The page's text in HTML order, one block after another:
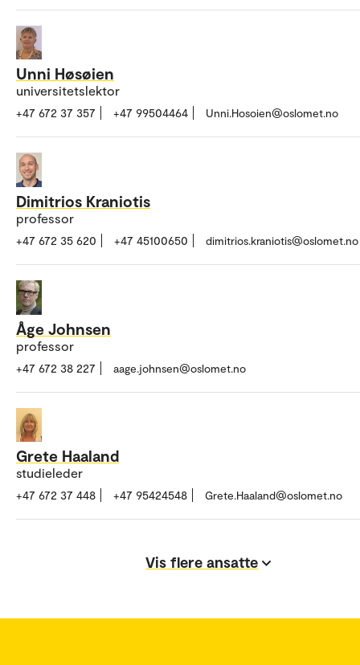
Unni Høsøien
universitetslektor
+47 672 37 357 +47 99504464 Unni.Hosoien@oslomet.no
Dimitrios Kraniotis
professor
+47 672 35 620 +47 45100650 dimitrios.kraniotis@oslomet.no
Åge Johnsen
professor
+47 672 38 227 aage.johnsen@oslomet.no
Grete Haaland
studieleder
+47 672 37 448 +47 95424548 Grete.Haaland@oslomet.no
Vis flere ansatte